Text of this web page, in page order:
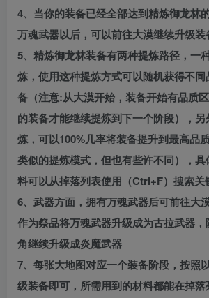
4、当你的装备已经全部达到精炼御龙林
万魂武器以后，可以前往大漠继续升级装
5、精炼御龙林装备有两种提炼路径，一
炼，使用这种提炼方式可以随机获得不
备（注意:从大漠开始，装备开始有品质
的装备才能继续提炼到下一个阶段），
炼，可以100%几率将装备提升到最高品
类似的提炼模式，但也有些许不同），
料可以从掉落列表使用（Ctrl+F）搜索关
6、武器方面，拥有万魂武器后可前往大
作为祭品将万魂武器升级成为古拉武器
角继续升级成炎魔武器
7、每张大地图对应一个装备阶段，按照
级装备即可，所需用到的材料都能在掉